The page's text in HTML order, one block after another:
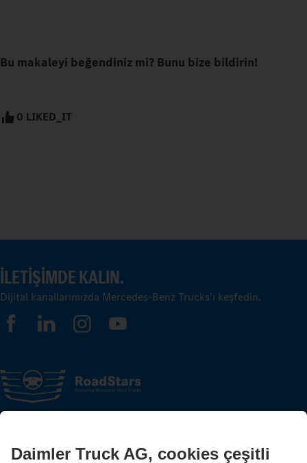
Bu makaleyi beğendiniz mi? Bunu bize bildirin!
0 LIKED_IT
İLETIŞIMDE KALIN.
Dijital kanallarımızda Mercedes-Benz Trucks'ı keşfedin.
FOLLOW THE ROADSTARS.